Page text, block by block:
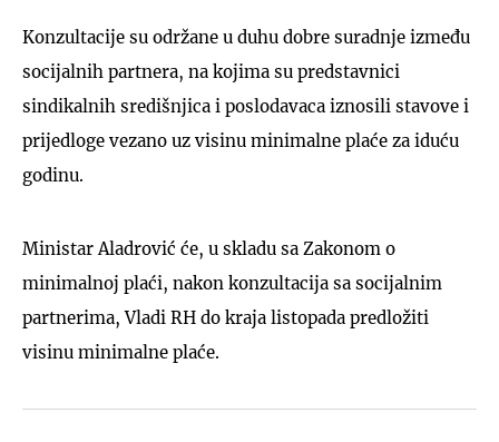
Konzultacije su održane u duhu dobre suradnje između
socijalnih partnera, na kojima su predstavnici
sindikalnih središnjica i poslodavaca iznosili stavove i
prijedloge vezano uz visinu minimalne plaće za iduću
godinu.
Ministar Aladrović će, u skladu sa Zakonom o
minimalnoj plaći, nakon konzultacija sa socijalnim
partnerima, Vladi RH do kraja listopada predložiti
visinu minimalne plaće.